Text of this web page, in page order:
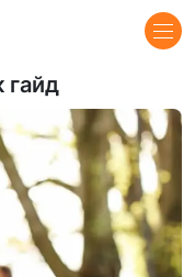
гайд